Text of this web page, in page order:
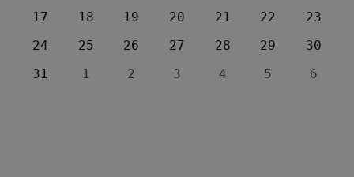
17
18 19 20 21 22
23
24
25 26 27 28 29
30
31
1 2 3 4 5 6